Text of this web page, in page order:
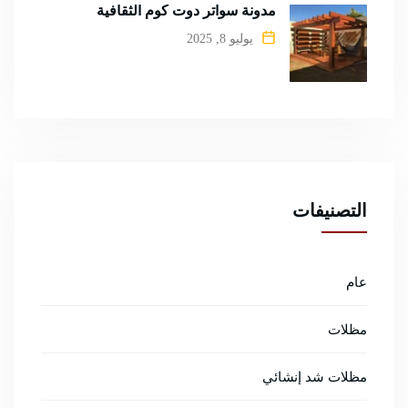
مدونة سواتر دوت كوم الثقافية
يوليو 8, 2025
التصنيفات
عام
مظلات
مظلات شد إنشائي